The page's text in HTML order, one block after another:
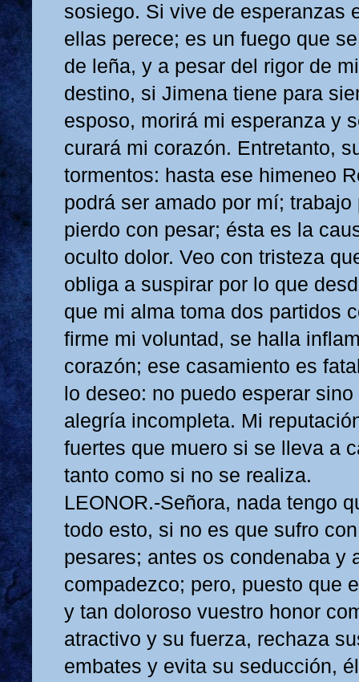
sosiego. Si vive de esperanzas
ellas perece; es un fuego que
de leña, y a pesar del rigor de
destino, si Jimena tiene para
esposo, morirá mi esperanza y
curará mi corazón. Entretanto,
tormentos: hasta ese himeneo
podrá ser amado por mí;
pierdo con pesar; ésta es la
oculto dolor. Veo con tristeza
obliga a suspirar por lo que
que mi alma toma dos partidos
firme mi voluntad, se halla
corazón; ese casamiento es
lo deseo: no puedo esperar sino
alegría incompleta. Mi
fuertes que muero si se lleva a
tanto como si no se realiza.
LEONOR.-Señora, nada tengo
todo esto, si no es que sufro
pesares; antes os condenaba y
compadezco; pero, puesto que
y tan doloroso vuestro honor
atractivo y su fuerza, rechaza
embates y evita su seducción,